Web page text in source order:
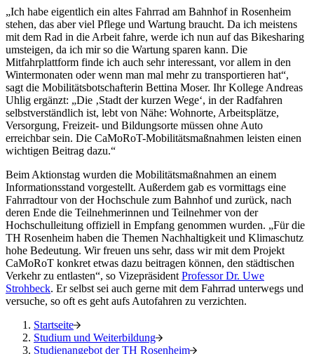
„Ich habe eigentlich ein altes Fahrrad am Bahnhof in Rosenheim
stehen, das aber viel Pflege und Wartung braucht. Da ich meistens
mit dem Rad in die Arbeit fahre, werde ich nun auf das Bikesharing
umsteigen, da ich mir so die Wartung sparen kann. Die
Mitfahrplattform finde ich auch sehr interessant, vor allem in den
Wintermonaten oder wenn man mal mehr zu transportieren hat“,
sagt die Mobilitätsbotschafterin Bettina Moser. Ihr Kollege Andreas
Uhlig ergänzt: „Die ‚Stadt der kurzen Wege‘, in der Radfahren
selbstverständlich ist, lebt von Nähe: Wohnorte, Arbeitsplätze,
Versorgung, Freizeit- und Bildungsorte müssen ohne Auto
erreichbar sein. Die CaMoRoT-Mobilitätsmaßnahmen leisten einen
wichtigen Beitrag dazu.“
Beim Aktionstag wurden die Mobilitätsmaßnahmen an einem
Informationsstand vorgestellt. Außerdem gab es vormittags eine
Fahrradtour von der Hochschule zum Bahnhof und zurück, nach
deren Ende die Teilnehmerinnen und Teilnehmer von der
Hochschulleitung offiziell in Empfang genommen wurden. „Für die
TH Rosenheim haben die Themen Nachhaltigkeit und Klimaschutz
hohe Bedeutung. Wir freuen uns sehr, dass wir mit dem Projekt
CaMoRoT konkret etwas dazu beitragen können, den städtischen
Verkehr zu entlasten“, so Vizepräsident Professor Dr. Uwe
Strohbeck. Er selbst sei auch gerne mit dem Fahrrad unterwegs und
versuche, so oft es geht aufs Autofahren zu verzichten.
Startseite
Studium und Weiterbildung
Studienangebot der TH Rosenheim